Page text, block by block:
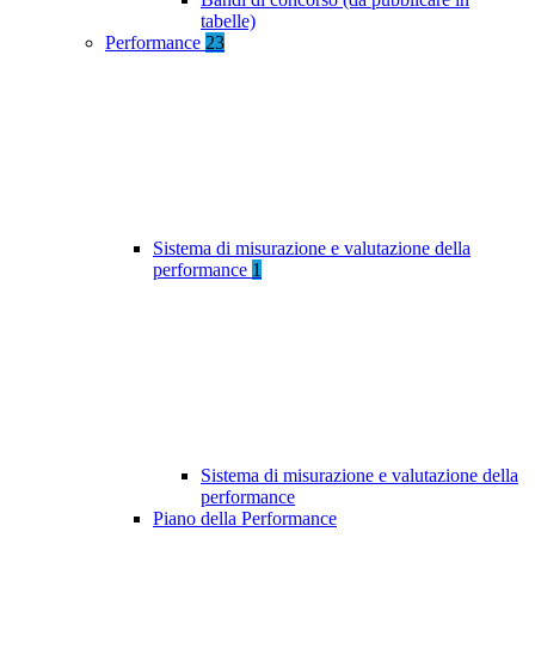
tabelle)
Performance 23
Sistema di misurazione e valutazione della
performance 1
Sistema di misurazione e valutazione della
performance
Piano della Performance